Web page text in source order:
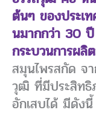
ต้นๆ ของประเ
นมากกว่า 30
กระบวนการผ
สมุนไพรสกัด จ
วุฒิ ที่มีประสิทธิ
อักเสบได้ มีดังนี้